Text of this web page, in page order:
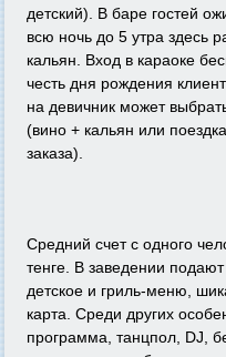
детский). В баре гостей
всю ночь до 5 утра здесь
кальян. Вход в караоке
честь дня рождения
на девичник может
(вино + кальян или
заказа).
Средний счет с одного
тенге. В заведении
детское и гриль-меню,
карта. Среди других
программа, танцпол, DJ,